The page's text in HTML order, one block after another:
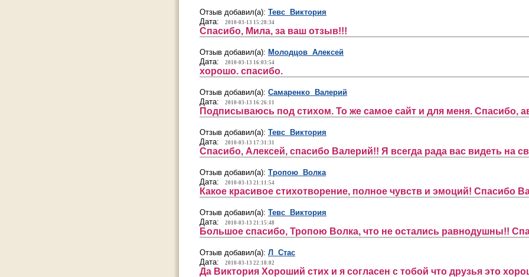
Отзыв добавил(а): Тевс Виктория
Дата:
2010-03-13 15:28:34
Спасибо, Мила, за ваш отзыв!!!
Отзыв добавил(а): Молодцов Алексей
Дата:
2010-03-13 16:03:54
хорошо. спасибо.
Отзыв добавил(а): Самаренко Валерий
Дата:
2010-03-13 16:26:11
Подписываюсь под стихом. То же самое сайт и для меня. Спасибо,
Отзыв добавил(а): Тевс Виктория
Дата:
2010-03-13 17:31:31
Спасибо, Алексей, спасибо Валерий!! Я всегда рада вас видеть на
Отзыв добавил(а): Тропою Волка
Дата:
2010-03-13 21:11:54
Какое красивое стихотворение, полное чувств и эмоций! Спасибо
Отзыв добавил(а): Тевс Виктория
Дата:
2010-03-13 21:15:48
Большое спасибо, Тропою Волка, что не остались равнодушны!!
Отзыв добавил(а): Л Стас
Дата:
2010-03-13 22:18:02
Да Виктория Хороший стих и я согласен с тобой что друзья это